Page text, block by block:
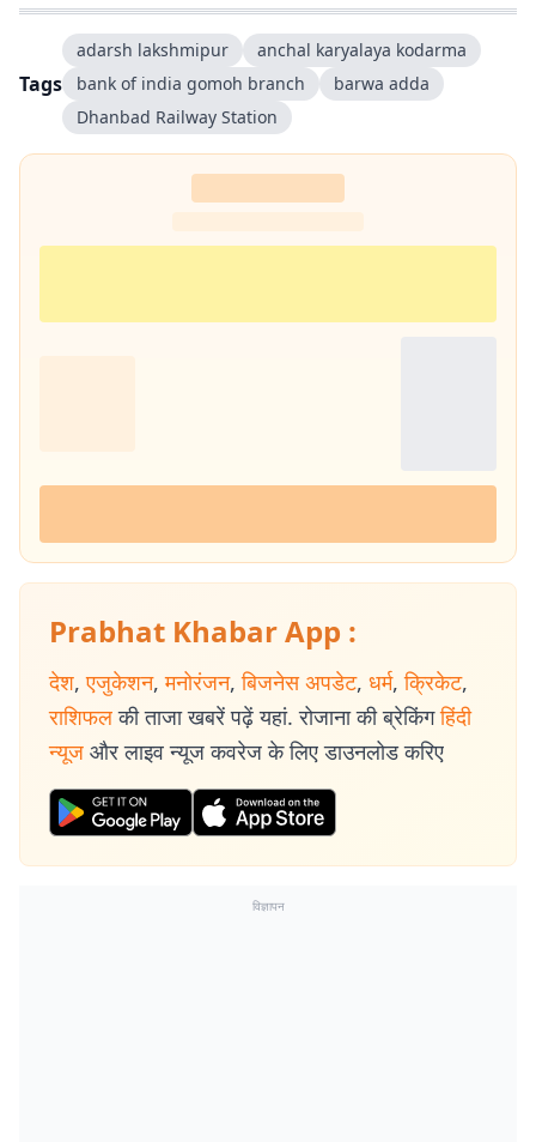
Tags
adarsh lakshmipur
anchal karyalaya kodarma
bank of india gomoh branch
barwa adda
Dhanbad Railway Station
Prabhat Khabar App :
देश, एजुकेशन, मनोरंजन, बिजनेस अपडेट, धर्म, क्रिकेट,
राशिफल की ताजा खबरें पढ़ें यहां. रोजाना की ब्रेकिंग हिंदी
न्यूज और लाइव न्यूज कवरेज के लिए डाउनलोड करिए
विज्ञापन